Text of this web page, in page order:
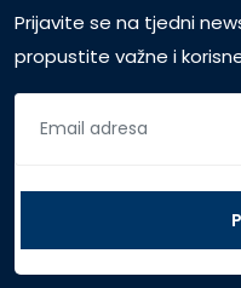
Prijavite se na tjedni
propustite važne i